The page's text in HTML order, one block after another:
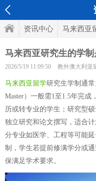
资讯中心 马来西亚
马来西亚研究生的学
2026/5/19 11:09:50 教外澳大利亚
马来西亚留学研究生学制通常
Master）一般需1至1.5年完
历或转专业的学生；研究型硕
独立研究和论文撰写，适合
分专业如医学、工程等可能
制，学生若提前修满学分或
保满足学术要求。